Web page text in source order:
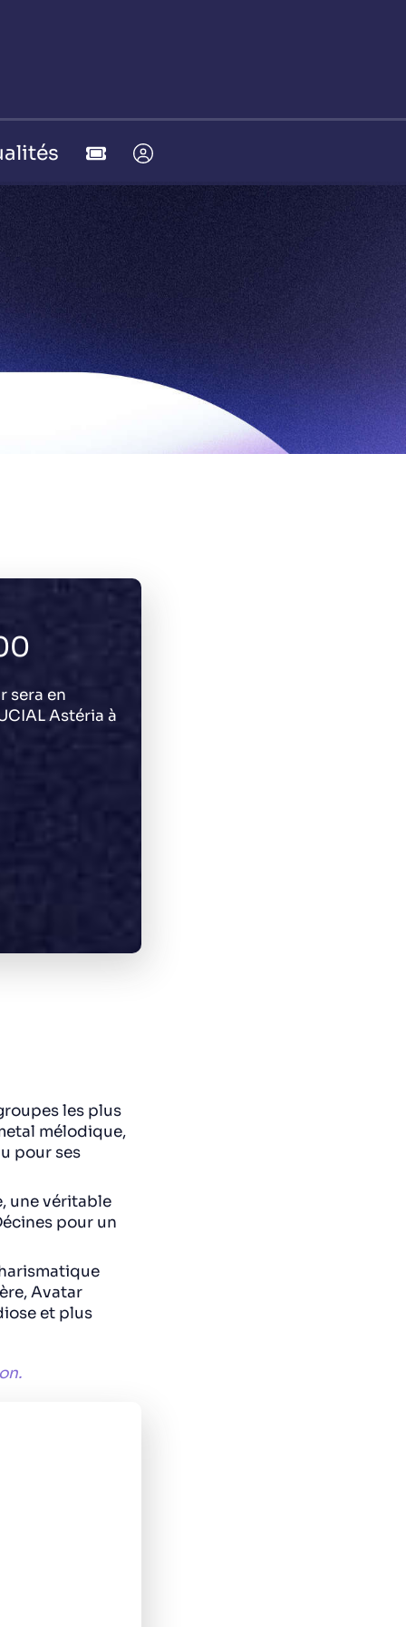
sera en
Astéria à
les plus
mélodique,
pour ses
une véritable
pour un
Avatar
et plus